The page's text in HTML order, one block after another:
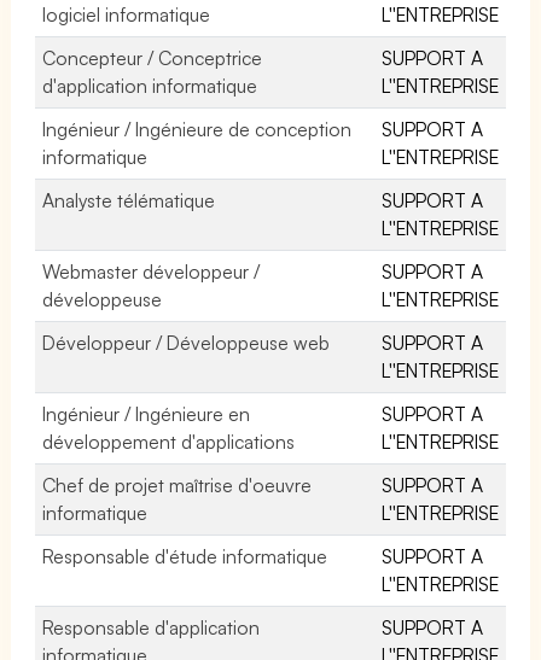
logiciel informatique
L''ENTREPRISE
Concepteur / Conceptrice
d'application informatique
SUPPORT A
L''ENTREPRISE
Ingénieur / Ingénieure de conception
informatique
SUPPORT A
L''ENTREPRISE
Analyste télématique
SUPPORT A
L''ENTREPRISE
Webmaster développeur /
développeuse
SUPPORT A
L''ENTREPRISE
Développeur / Développeuse web
SUPPORT A
L''ENTREPRISE
Ingénieur / Ingénieure en
développement d'applications
SUPPORT A
L''ENTREPRISE
Chef de projet maîtrise d'oeuvre
informatique
SUPPORT A
L''ENTREPRISE
Responsable d'étude informatique
SUPPORT A
L''ENTREPRISE
Responsable d'application
informatique
SUPPORT A
L''ENTREPRISE